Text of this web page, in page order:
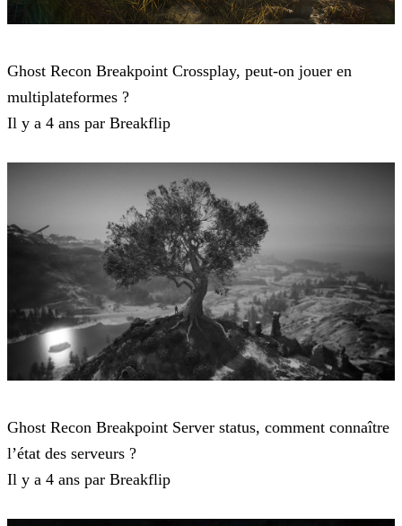
Ghost Recon Breakpoint Crossplay, peut-on jouer en
multiplateformes ?
Il y a 4 ans par Breakflip
Ghost Recon Breakpoint Server status, comment connaître
l’état des serveurs ?
Il y a 4 ans par Breakflip